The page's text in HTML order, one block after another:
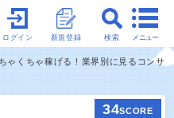
メニュー
検索
新規登録
ログイン
ゃくちゃ稼げる！業界別に見るコンサ
34SCORE